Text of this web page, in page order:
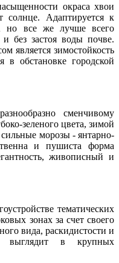
окраса хвои
солнце. Адаптируется к
но все же лучше всего
без застоя воды почве.
является зимостойкость
в обстановке городской
сменчивому
зеленого цвета, зимой
морозы - янтарно-
и пушиста форма
живописный и
тематических
зонах за счет своего
вида, раскидистости и
выглядит в крупных